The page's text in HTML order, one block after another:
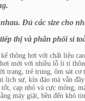
Đủ các size cho
thị và phân phối sỉ
thông hơi với chất liệu
mới với nhiều lỗ li ti
trang, trẻ trung, ôm sát cơ
lịch sự, kín đáo mà vẫn đầy
cạp nhỏ và cực mỏng,
máy giặt, bền đến khó